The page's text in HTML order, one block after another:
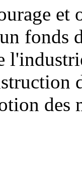
et
fonds
des